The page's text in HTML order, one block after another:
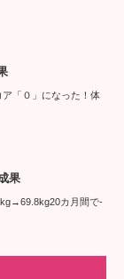
「０」になった！体
果
カ月間で-